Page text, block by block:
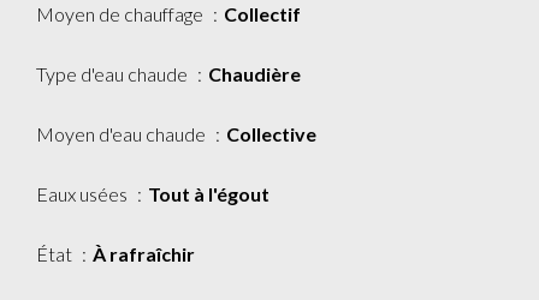
Moyen de chauffage Collectif
Type d'eau chaude Chaudière
Moyen d'eau chaude Collective
Eaux usées Tout à l'égout
État À rafraîchir